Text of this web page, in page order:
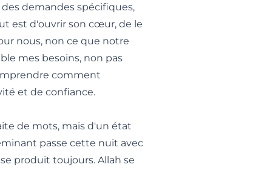
demandes spécifiques,
est d'ouvrir son cœur, de le
nous, non ce que notre
mes besoins, non pas
comment
et de confiance.
de mots, mais d'un état
passe cette nuit avec
produit toujours. Allah se